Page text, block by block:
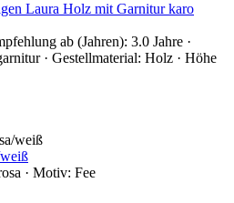
Laura Holz mit Garnitur karo
ab (Jahren): 3.0 Jahre ·
· Gestellmaterial: Holz · Höhe
· Motiv: Fee